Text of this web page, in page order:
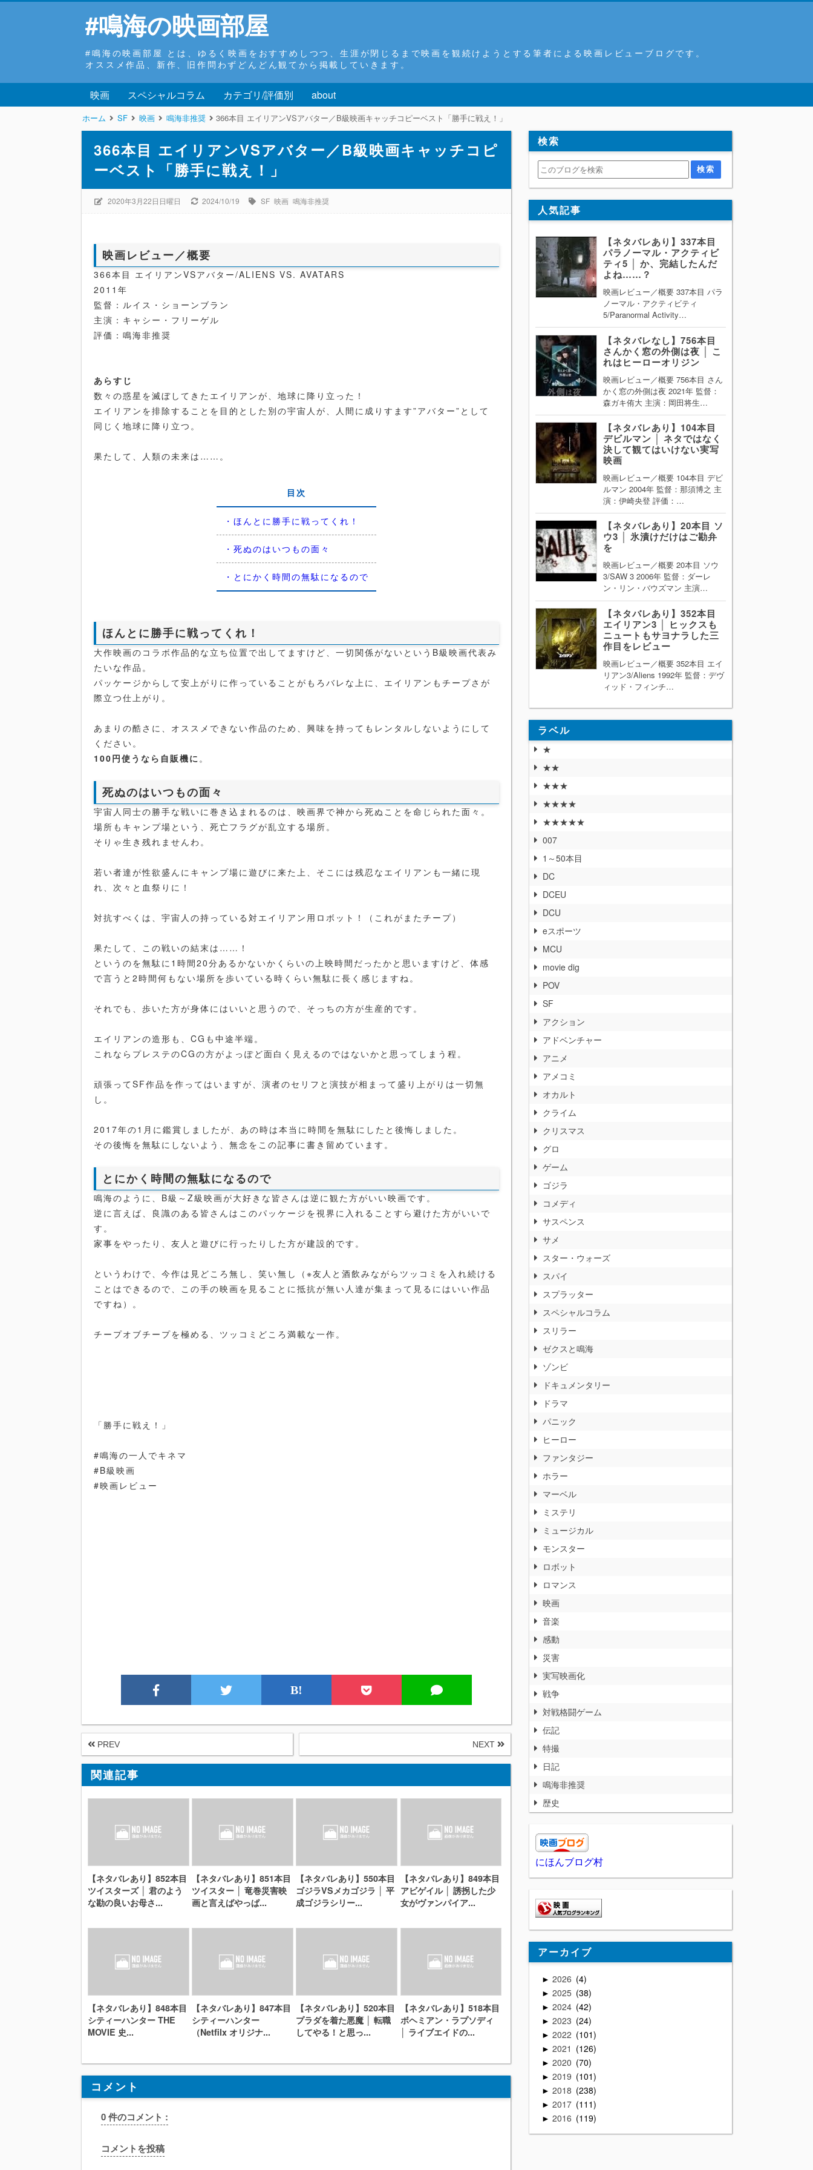
#鳴海の映画部屋
#鳴海の映画部屋 とは、ゆるく映画をおすすめしつつ、生涯が閉じるまで映画を観続けようとする筆者による映画レビューブログです。
オススメ作品、新作、旧作問わずどんどん観てから掲載していきます。
映画 スペシャルコラム カテゴリ/評価別 about
ホーム SF 映画 鳴海非推奨 366本目 エイリアンVSアバター／B級映画キャッチコピーベスト「勝手に戦え！」
366本目 エイリアンVSアバター／B級映画キャッチコピ
ーベスト「勝手に戦え！」
2020年3月22日日曜日 2024/10/19 SF 映画 鳴海非推奨
映画レビュー／概要
366本目 エイリアンVSアバター/ALIENS VS. AVATARS
2011年
監督：ルイス・ショーンブラン
主演：キャシー・フリーゲル
評価：鳴海非推奨
あらすじ
数々の惑星を滅ぼしてきたエイリアンが、地球に降り立った！
エイリアンを排除することを目的とした別の宇宙人が、人間に成りすます”アバター”として
同じく地球に降り立つ。
果たして、人類の未来は……。
目次
・ほんとに勝手に戦ってくれ！
・死ぬのはいつもの面々
・とにかく時間の無駄になるので
ほんとに勝手に戦ってくれ！
大作映画のコラボ作品的な立ち位置で出してますけど、一切関係がないというB級映画代表み
たいな作品。
パッケージからして安上がりに作っていることがもろバレな上に、エイリアンもチープさが
際立つ仕上がり。
あまりの酷さに、オススメできない作品のため、興味を持ってもレンタルしないようにして
ください。
100円使うなら自販機に。
死ぬのはいつもの面々
宇宙人同士の勝手な戦いに巻き込まれるのは、映画界で神から死ぬことを命じられた面々。
場所もキャンプ場という、死亡フラグが乱立する場所。
そりゃ生き残れませんわ。
若い者達が性欲盛んにキャンプ場に遊びに来た上、そこには残忍なエイリアンも一緒に現
れ、次々と血祭りに！
対抗すべくは、宇宙人の持っている対エイリアン用ロボット！（これがまたチープ）
果たして、この戦いの結末は……！
というのを無駄に1時間20分あるかないかくらいの上映時間だったかと思いますけど、体感
で言うと2時間何もない場所を歩いている時くらい無駄に長く感じますね。
それでも、歩いた方が身体にはいいと思うので、そっちの方が生産的です。
エイリアンの造形も、CGも中途半端。
これならプレステのCGの方がよっぽど面白く見えるのではないかと思ってしまう程。
頑張ってSF作品を作ってはいますが、演者のセリフと演技が相まって盛り上がりは一切無
し。
2017年の1月に鑑賞しましたが、あの時は本当に時間を無駄にしたと後悔しました。
その後悔を無駄にしないよう、無念をこの記事に書き留めています。
とにかく時間の無駄になるので
鳴海のように、B級～Z級映画が大好きな皆さんは逆に観た方がいい映画です。
逆に言えば、良識のある皆さんはこのパッケージを視界に入れることすら避けた方がいいで
す。
家事をやったり、友人と遊びに行ったりした方が建設的です。
というわけで、今作は見どころ無し、笑い無し（※友人と酒飲みながらツッコミを入れ続ける
ことはできるので、この手の映画を見ることに抵抗が無い人達が集まって見るにはいい作品
ですね）。
チープオブチープを極める、ツッコミどころ満載な一作。
「勝手に戦え！」
#鳴海の一人でキネマ
#B級映画
#映画レビュー
B!
PREV NEXT
関連記事
【ネタバレあり】852本目
ツイスターズ │ 君のよう
な勘の良いお母さ...
【ネタバレあり】851本目
ツイスター │ 竜巻災害映
画と言えばやっぱ...
【ネタバレあり】550本目
ゴジラVSメカゴジラ │ 平
成ゴジラシリー...
【ネタバレあり】849本目
アビゲイル │ 誘拐した少
女がヴァンパイア...
【ネタバレあり】848本目
シティーハンター THE
MOVIE 史...
【ネタバレあり】847本目
シティーハンター
（Netfilx オリジナ...
【ネタバレあり】520本目
プラダを着た悪魔 │ 転職
してやる！と思っ...
【ネタバレあり】518本目
ボヘミアン・ラプソディ
│ ライブエイドの...
コメント
0 件のコメント :
コメントを投稿
検索
人気記事
【ネタバレあり】337本目
パラノーマル・アクティビ
ティ5 │ か、完結したんだ
よね……？
映画レビュー／概要 337本目 パラ
ノーマル・アクティビティ
5/Paranormal Activity…
【ネタバレなし】756本目
さんかく窓の外側は夜 │ こ
れはヒーローオリジン
映画レビュー／概要 756本目 さん
かく窓の外側は夜 2021年 監督：
森ガキ侑大 主演：岡田将生…
【ネタバレあり】104本目
デビルマン │ ネタではなく
決して観てはいけない実写
映画
映画レビュー／概要 104本目 デビ
ルマン 2004年 監督：那須博之 主
演：伊崎央登 評価：…
【ネタバレあり】20本目 ソ
ウ3 │ 氷漬けだけはご勘弁
を
映画レビュー／概要 20本目 ソウ
3/SAW 3 2006年 監督：ダーレ
ン・リン・バウズマン 主演…
【ネタバレあり】352本目
エイリアン3 │ ヒックスも
ニュートもサヨナラした三
作目をレビュー
映画レビュー／概要 352本目 エイ
リアン3/Aliens 1992年 監督：デヴ
ィッド・フィンチ…
ラベル
★
★★
★★★
★★★★
★★★★★
007
1～50本目
DC
DCEU
DCU
eスポーツ
MCU
movie dig
POV
SF
アクション
アドベンチャー
アニメ
アメコミ
オカルト
クライム
クリスマス
グロ
ゲーム
ゴジラ
コメディ
サスペンス
サメ
スター・ウォーズ
スパイ
スプラッター
スペシャルコラム
スリラー
ゼクスと鳴海
ゾンビ
ドキュメンタリー
ドラマ
パニック
ヒーロー
ファンタジー
ホラー
マーベル
ミステリ
ミュージカル
モンスター
ロボット
ロマンス
映画
音楽
感動
災害
実写映画化
戦争
対戦格闘ゲーム
伝記
特撮
日記
鳴海非推奨
歴史
にほんブログ村
アーカイブ
► 2026 4
► 2025 38
► 2024 42
► 2023 24
► 2022 101
► 2021 126
► 2020 70
► 2019 101
► 2018 238
► 2017 111
► 2016 119